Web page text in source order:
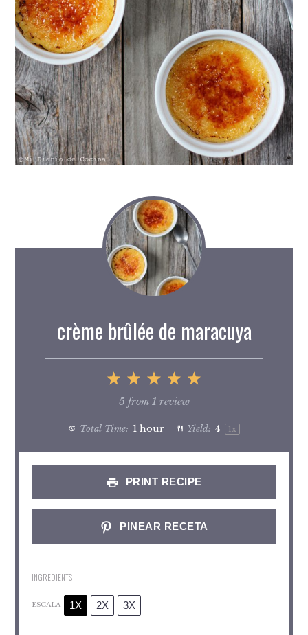
crème brûlée de maracuya
5
4
Stars
3
Stars
2
Stars
1
Star
5 from 1 review
Total Time: 1 hour Yield: 4 1 x
PRINT RECIPE
PINEAR RECETA
INGREDIENTS
ESCALA 1X 2X 3X